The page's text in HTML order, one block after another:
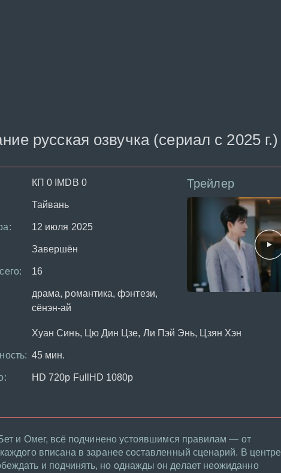
русская озвучка (сериал с 2025 г.)
КП 0 IMDB 0
Тайвань
12 июля 2025
Завершён
16
драма, романтика, фэнтези,
сёнэн-ай
Трейлер
Хуан Синь, Цю Дин Цзе, Ли Пэй Энь, Цзян Хэн
45 мин.
HD 720p FullHD 1080p
и Омег, всё подчинено устоявшимся правилам — от
вписана в заранее составленный сценарий. В центре
и подчинять, но однажды он делает неожиданно